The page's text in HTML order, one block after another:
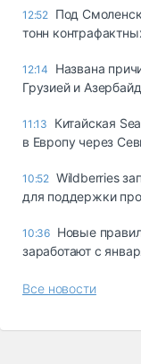
12:52 Под
тонн
12:14
Названа
Грузией и
11:13
Китайская
в Европу через
10:52 Wildberries
для поддержки
10:36 Новые
заработают с
Все новости